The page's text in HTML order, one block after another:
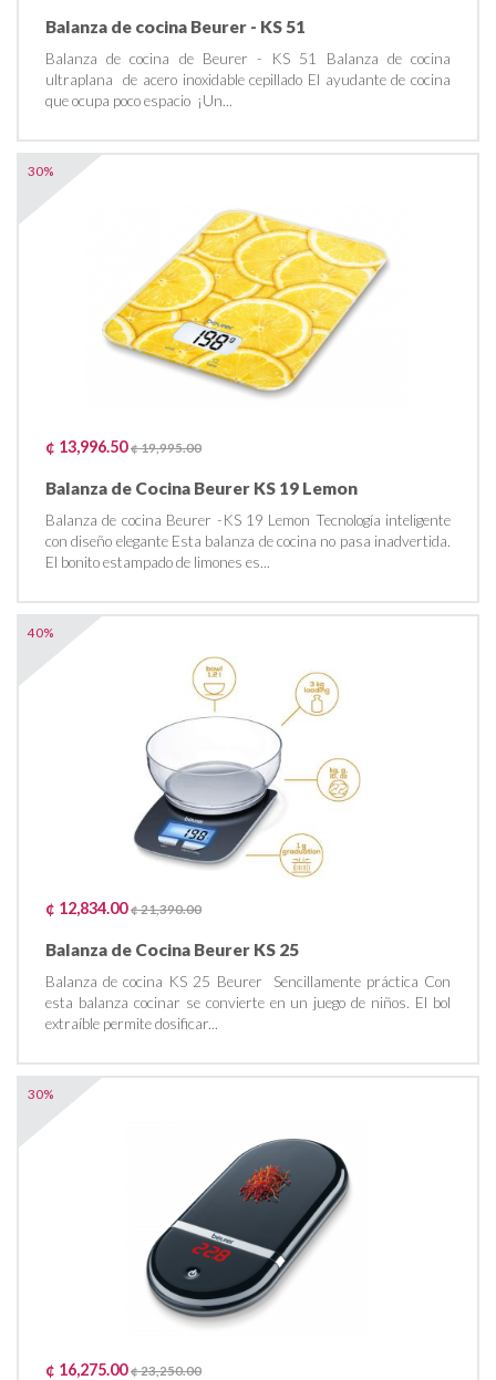
Balanza de cocina Beurer - KS 51
Balanza de cocina de Beurer - KS 51 Balanza de cocina
ultraplana de acero inoxidable cepillado El ayudante de cocina
que ocupa poco espacio ¡Un...
¢ 13,996.50¢ 19,995.00
Balanza de Cocina Beurer KS 19 Lemon
Balanza de cocina Beurer -KS 19 Lemon Tecnología inteligente
con diseño elegante Esta balanza de cocina no pasa inadvertida.
El bonito estampado de limones es...
30%
¢ 12,834.00¢ 21,390.00
Balanza de Cocina Beurer KS 25
Balanza de cocina KS 25 Beurer Sencillamente práctica Con
esta balanza cocinar se convierte en un juego de niños. El bol
extraíble permite dosificar...
40%
¢ 16,275.00¢ 23,250.00
30%